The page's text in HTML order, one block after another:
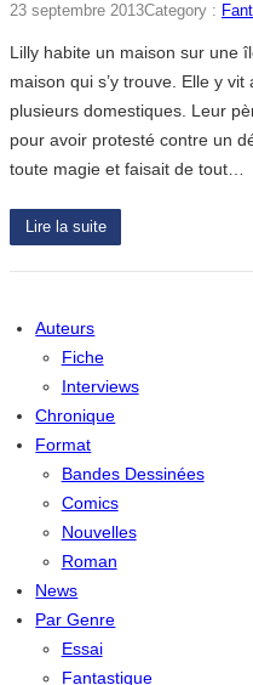
23 septembre 2013Category :
Lilly habite un maison sur une
maison qui s’y trouve. Elle y
plusieurs domestiques. Leur
pour avoir protesté contre un
toute magie et faisait de tout…
Lire la suite
Auteurs
Fiche
Interviews
Chronique
Format
Bandes Dessinées
Comics
Nouvelles
Roman
News
Par Genre
Essai
Fantastique